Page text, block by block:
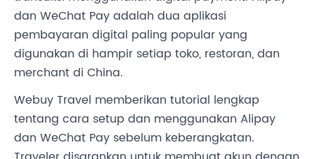
dan WeChat Pay adalah dua aplikasi
pembayaran digital paling popular yang
digunakan di hampir setiap toko, restoran, dan
merchant di China.
Webuy Travel memberikan tutorial lengkap
tentang cara setup dan menggunakan Alipay
dan WeChat Pay sebelum keberangkatan.